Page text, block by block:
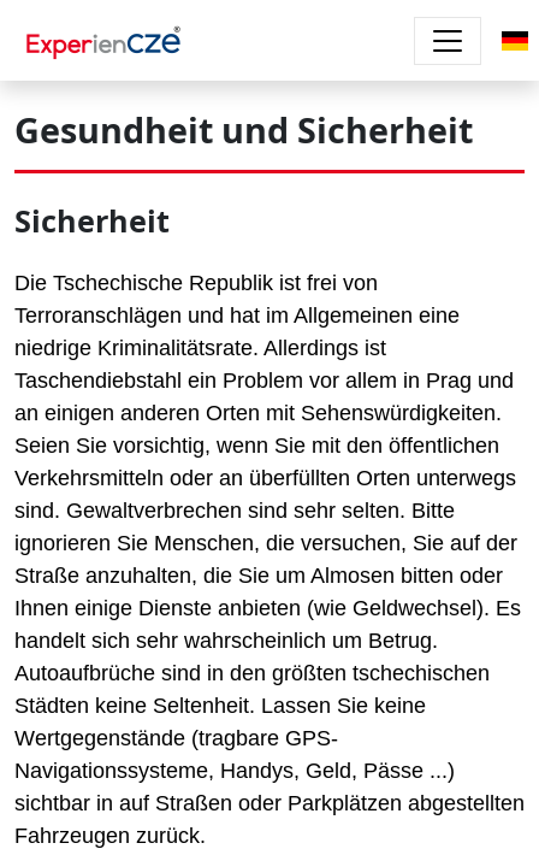
Gesundheit und Sicherheit
Sicherheit
Die Tschechische Republik ist frei von
Terroranschlägen und hat im Allgemeinen eine
niedrige Kriminalitätsrate. Allerdings ist
Taschendiebstahl ein Problem vor allem in Prag und
an einigen anderen Orten mit Sehenswürdigkeiten.
Seien Sie vorsichtig, wenn Sie mit den öffentlichen
Verkehrsmitteln oder an überfüllten Orten unterwegs
sind. Gewaltverbrechen sind sehr selten. Bitte
ignorieren Sie Menschen, die versuchen, Sie auf der
Straße anzuhalten, die Sie um Almosen bitten oder
Ihnen einige Dienste anbieten (wie Geldwechsel). Es
handelt sich sehr wahrscheinlich um Betrug.
Autoaufbrüche sind in den größten tschechischen
Städten keine Seltenheit. Lassen Sie keine
Wertgegenstände (tragbare GPS-
Navigationssysteme, Handys, Geld, Pässe ...)
sichtbar in auf Straßen oder Parkplätzen abgestellten
Fahrzeugen zurück.